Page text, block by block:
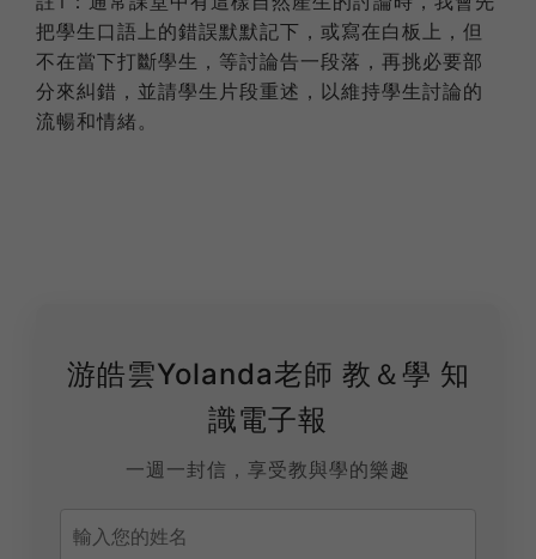
把學生口語上的錯誤默默記下，或寫在白板上，但
不在當下打斷學生，等討論告一段落，再挑必要部
分來糾錯，並請學生片段重述，以維持學生討論的
流暢和情緒。
游皓雲Yolanda老師 教＆學 知
識電子報
一週一封信，享受教與學的樂趣